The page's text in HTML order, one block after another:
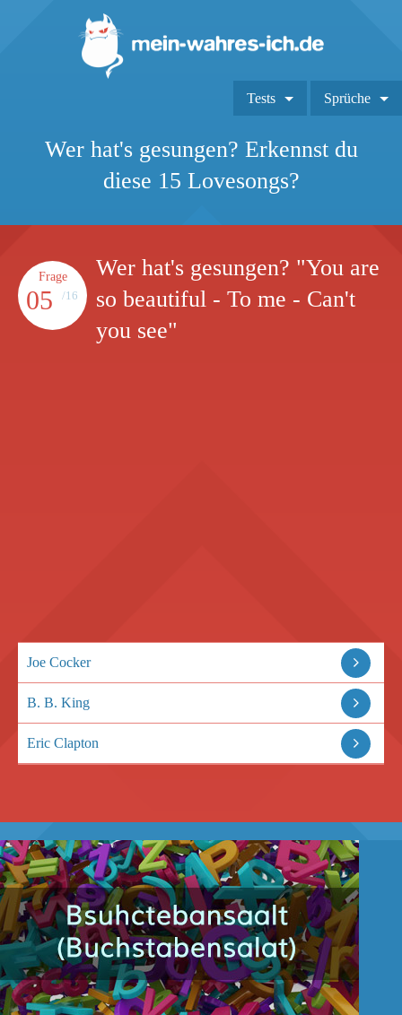
Tests Sprüche
Wer hat's gesungen? Erkennst du
diese 15 Lovesongs?
Frage
05 /16
Wer hat's gesungen? "You are
so beautiful - To me - Can't
you see"
Joe Cocker
B. B. King
Eric Clapton